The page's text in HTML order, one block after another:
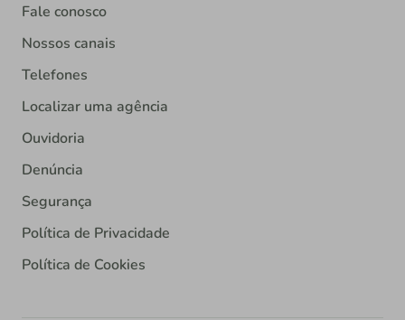
Fale conosco
Nossos canais
Telefones
Localizar uma agência
Ouvidoria
Denúncia
Segurança
Política de Privacidade
Política de Cookies